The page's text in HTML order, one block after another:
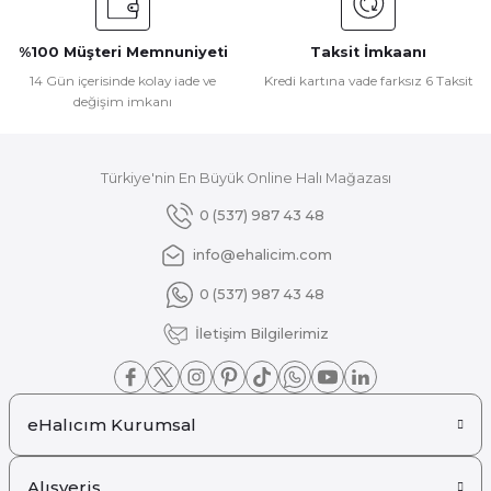
Ürün fiyatı diğer sitelerden daha pahalı.
Gönder
%100 Müşteri Memnuniyeti
14 Gün içerisinde kolay iade ve
değişim imkanı
Taksit İmkaanı
Kredi kartına vade farksız 6 Taksit
Türkiye'nin En Büyük Online Halı Mağazası
0 (537) 987 43 48
info@ehalicim.com
0 (537) 987 43 48
İletişim Bilgilerimiz
eHalıcım Kurumsal